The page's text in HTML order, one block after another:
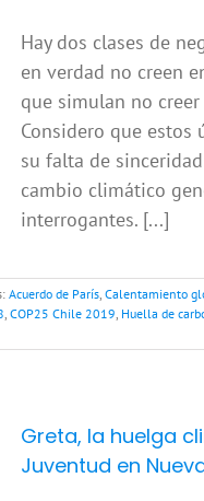
Hay dos clases de
en verdad no creen
que simulan no
Considero que estos
su falta de
cambio climático
interrogantes. [...]
Acuerdo de París, Calentamiento
, COP25 Chile 2019, Huella de
Greta, la huelga
Juventud en